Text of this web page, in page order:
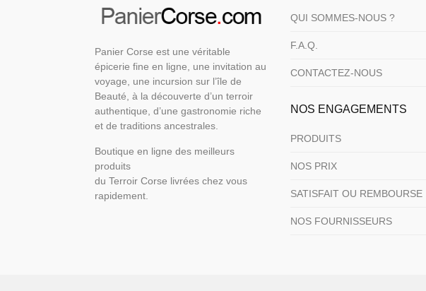
du
du
Panier Corse est une véritable
épicerie fine en ligne, une invitation au
voyage, une incursion sur l’île de
Beauté, à la découverte d’un terroir
authentique, d’une gastronomie riche
et de traditions ancestrales.
Boutique en ligne des meilleurs
produits
du Terroir Corse livrées chez vous
rapidement.
QUI SOMMES-NOUS ?
F.A.Q.
CONTACTEZ-NOUS
NOS ENGAGEMENTS
PRODUITS
NOS PRIX
SATISFAIT OU REMBOURSE
NOS FOURNISSEURS